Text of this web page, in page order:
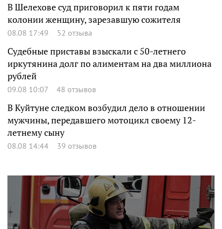
В Шелехове суд приговорил к пяти годам
колонии женщину, зарезавшую сожителя
08.08 17:49 52 отзыва
Судебные приставы взыскали с 50-летнего
иркутянина долг по алиментам на два миллиона
рублей
09.08 10:07 48 отзывов
В Куйтуне следком возбудил дело в отношении
мужчины, передавшего мотоцикл своему 12-
летнему сыну
08.08 14:44 39 отзывов